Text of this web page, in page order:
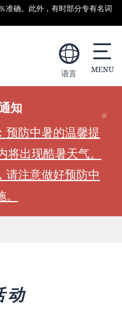
准确。此外，有时部分专有名词
语言
知
预防中暑的温馨提
出现酷暑天气。
请注意做好预防中
动